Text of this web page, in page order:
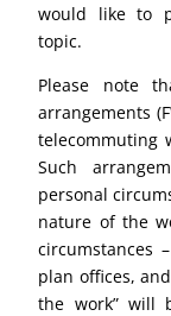
would like to
topic.
Please note
arrangements
telecommuting
Such
personal
nature of the
circumstances
plan offices,
the work” will